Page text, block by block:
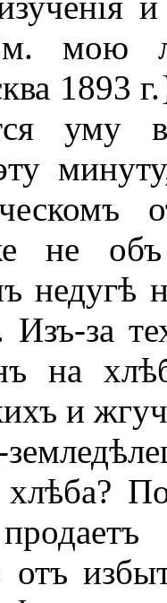
мою
1893
уму
не
недугѣ
Изъ-за
на
и
хлѣба?
отъ